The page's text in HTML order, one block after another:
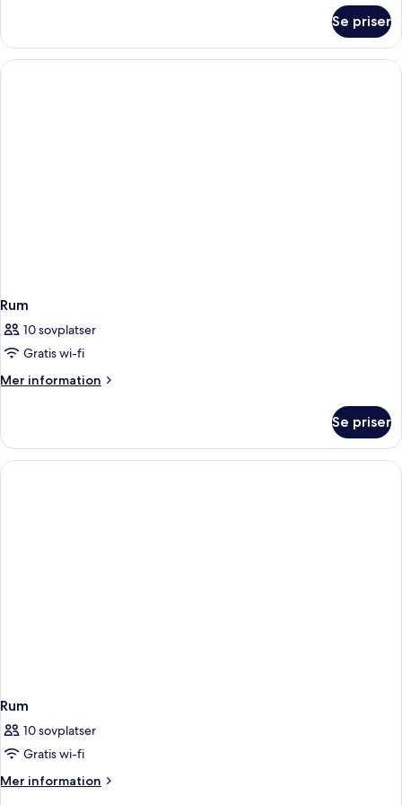
Premium
havsutsikt
Se priser
Rum
10 sovplatser
Gratis wi-fi
Mer information
Mer
Se priser
Rum
10 sovplatser
Gratis wi-fi
Mer information
Mer